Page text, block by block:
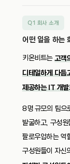
Q1 회사 소개
어떤 일을 하는
키온비트는 고객
디테일하게 다듬
제공하는 IT 개
8명 규모의 팀으
발굴하고, 구성
팔로우업하는 역
구성원들이 자신